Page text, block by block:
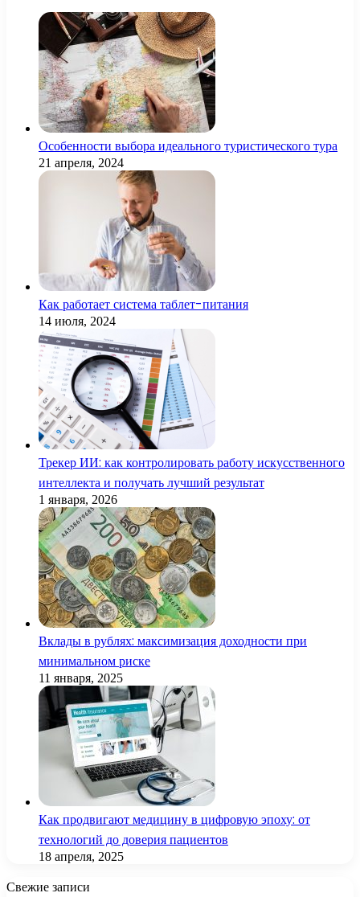
Особенности выбора идеального туристического тура
21 апреля, 2024
Как работает система таблет-питания
14 июля, 2024
Трекер ИИ: как контролировать работу искусственного
интеллекта и получать лучший результат
1 января, 2026
Вклады в рублях: максимизация доходности при
минимальном риске
11 января, 2025
Как продвигают медицину в цифровую эпоху: от
технологий до доверия пациентов
18 апреля, 2025
Свежие записи